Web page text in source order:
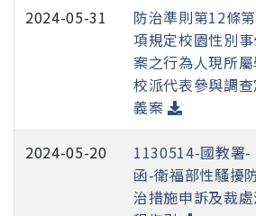
2024-05-31
防治準則第12條
項規定校園性別
案之行為人現所屬
校派代表參與調查
義案
2024-05-20
1130514-國教署-
函-衛福部性騷擾
治措施申訴及裁處